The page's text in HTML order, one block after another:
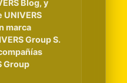
Blog, y
UNIVERS
marca
Group S.
Group